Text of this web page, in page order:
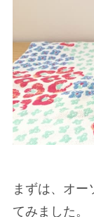
まずは、オー
てみました。